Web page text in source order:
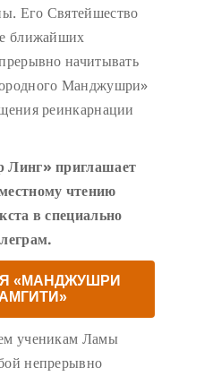
Его Святейшество
ближайших
начитывать
Манджушри»
реинкарнации
Линг» приглашает
чтению
в специально
«МАНДЖУШРИ
ученикам Ламы
непрерывно